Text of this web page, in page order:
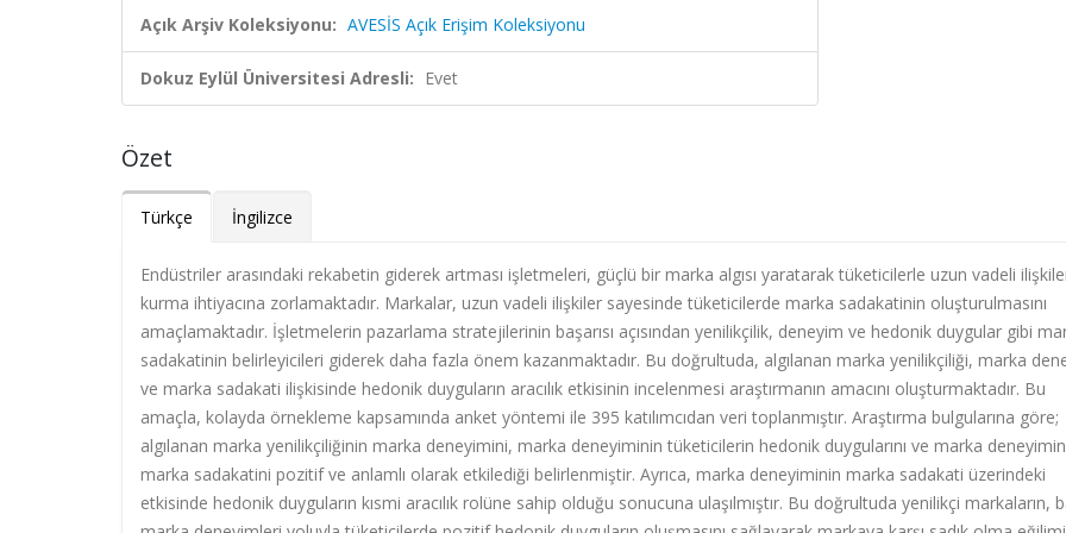
Açık Arşiv Koleksiyonu: AVESİS Açık Erişim Koleksiyonu
Dokuz Eylül Üniversitesi Adresli: Evet
Özet
Türkçe İngilizce
Endüstriler arasındaki rekabetin giderek artması işletmeleri, güçlü bir marka algısı yaratarak tüketicilerle uzun vadeli
kurma ihtiyacına zorlamaktadır. Markalar, uzun vadeli ilişkiler sayesinde tüketicilerde marka sadakatinin oluşturulmasını
amaçlamaktadır. İşletmelerin pazarlama stratejilerinin başarısı açısından yenilikçilik, deneyim ve hedonik duygular gibi
sadakatinin belirleyicileri giderek daha fazla önem kazanmaktadır. Bu doğrultuda, algılanan marka yenilikçiliği, marka
ve marka sadakati ilişkisinde hedonik duyguların aracılık etkisinin incelenmesi araştırmanın amacını oluşturmaktadır. Bu
amaçla, kolayda örnekleme kapsamında anket yöntemi ile 395 katılımcıdan veri toplanmıştır. Araştırma bulgularına göre;
algılanan marka yenilikçiliğinin marka deneyimini, marka deneyiminin tüketicilerin hedonik duygularını ve marka
marka sadakatini pozitif ve anlamlı olarak etkilediği belirlenmiştir. Ayrıca, marka deneyiminin marka sadakati üzerindeki
etkisinde hedonik duyguların kısmi aracılık rolüne sahip olduğu sonucuna ulaşılmıştır. Bu doğrultuda yenilikçi markaların,